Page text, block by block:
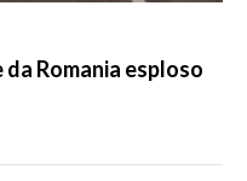
Romania esploso